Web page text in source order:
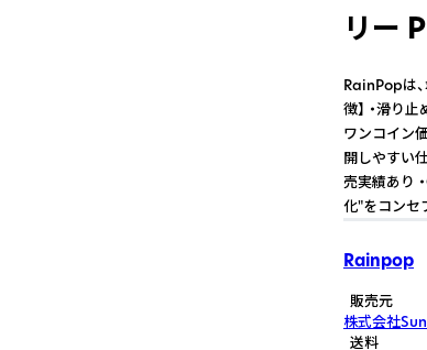
リー
RainPopは
徴】 ・滑り
ワンコイン
開しやすい
売実績あり
化"をコンセ
Rainpop
販売元
株式会社
送料